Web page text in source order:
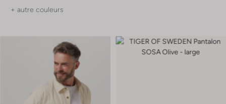
+ autre couleurs